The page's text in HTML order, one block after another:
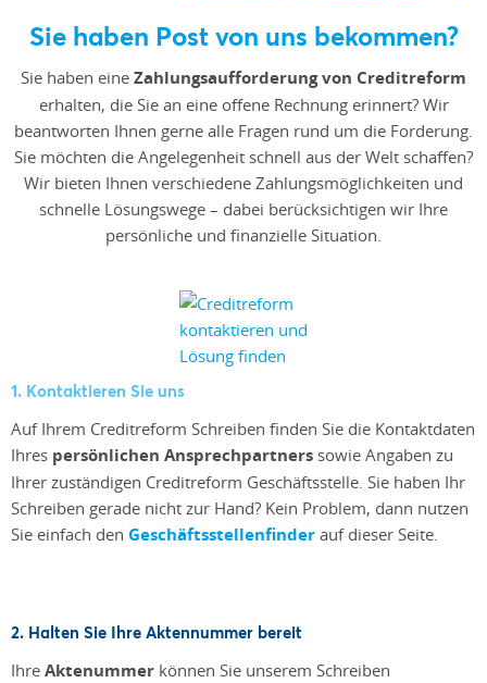
Sie haben Post von uns bekommen?
Sie haben eine Zahlungsaufforderung von Creditreform
erhalten, die Sie an eine offene Rechnung erinnert? Wir
beantworten Ihnen gerne alle Fragen rund um die Forderung.
Sie möchten die Angelegenheit schnell aus der Welt schaffen?
Wir bieten Ihnen verschiedene Zahlungsmöglichkeiten und
schnelle Lösungswege – dabei berücksichtigen wir Ihre
persönliche und finanzielle Situation.
1. Kontaktieren Sie uns
Auf Ihrem Creditreform Schreiben finden Sie die Kontaktdaten
Ihres persönlichen Ansprechpartners sowie Angaben zu
Ihrer zuständigen Creditreform Geschäftsstelle. Sie haben Ihr
Schreiben gerade nicht zur Hand? Kein Problem, dann nutzen
Sie einfach den Geschäftsstellenfinder auf dieser Seite.
2. Halten Sie Ihre Aktennummer bereit
Ihre Aktenummer können Sie unserem Schreiben